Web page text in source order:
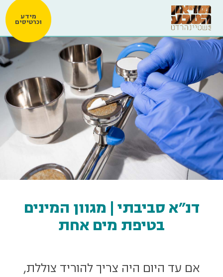
מידע
וכרטיסים
דנ"א סביבתי | מגוון המינים
בטיפת מים אחת
אם עד היום היה צריך להוריד צוללת,